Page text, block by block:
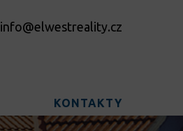
info@elwestreality.cz
KONTAKTY